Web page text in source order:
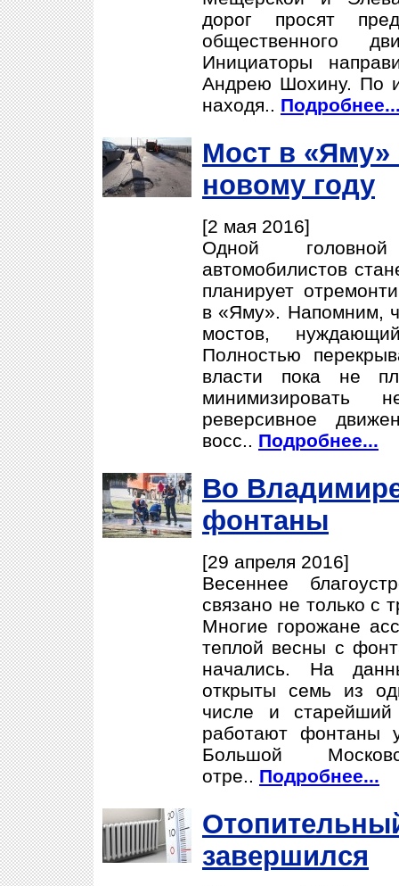
дорог просят
общественного
Инициаторы
Андрею Шохину. По
находя..
Мост в «Яму»
новому году
[2 мая 2016]
Одной
автомобилистов
планирует
в «Яму». Напомним,
мостов,
Полностью
власти пока не
минимизировать
реверсивное
восс.. Подробнее...
Во
фонтаны
[29 апреля 2016]
Весеннее
связано не только с
Многие горожане
теплой весны с
начались. На
открыты семь из
числе и
работают фонтаны
Большой
отре.. Подробнее...
завершился